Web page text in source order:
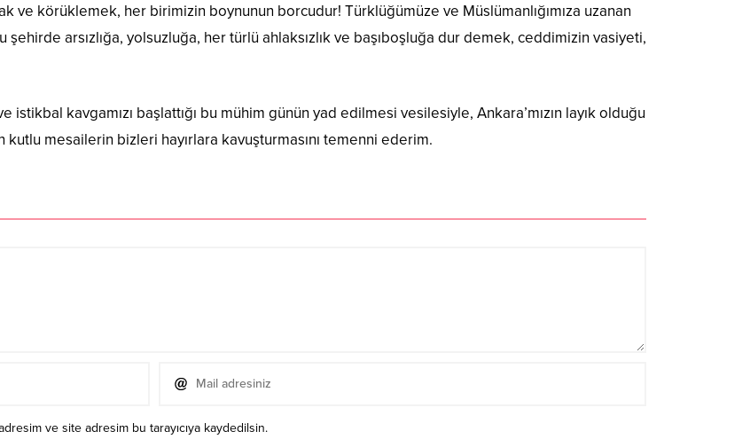
ve körüklemek, her birimizin boynunun borcudur! Türklüğümüze ve Müslümanlığımıza uzanan
arsızlığa, yolsuzluğa, her türlü ahlaksızlık ve başıboşluğa dur demek, ceddimizin vasiyeti,
istikbal kavgamızı başlattığı bu mühim günün yad edilmesi vesilesiyle, Ankara’mızın layık olduğu
mesailerin bizleri hayırlara kavuşturmasını temenni ederim.
ve site adresim bu tarayıcıya kaydedilsin.